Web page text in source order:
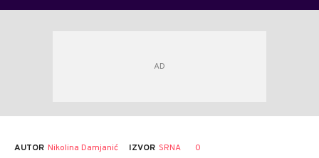
AUTOR Nikolina Damjanić IZVOR SRNA 0